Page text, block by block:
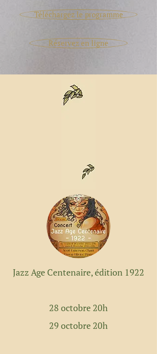
Téléchargez le programme
Réservez en ligne
Jazz Age Centenaire, édition 1922
28 octobre 20h
29 octobre 20h